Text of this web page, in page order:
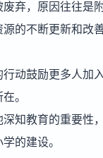
弃，原因往往是
的不断更新和改
动鼓励更多人加
。
知教育的重要性
的建设。